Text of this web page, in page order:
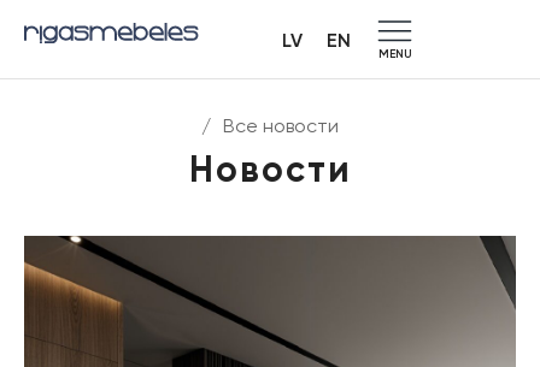
LV EN
MENU
/ Все новости
Новости